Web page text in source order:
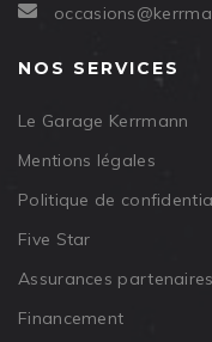
NOS SERVICES
Le Garage Kerrmann
Mentions légales
Politique de
Five Star
Assurances partenaires
Financement